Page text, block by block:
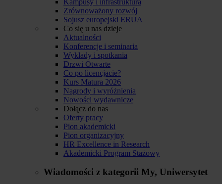
Zrównoważony rozwój
Sojusz europejski ERUA
Co się u nas dzieje
Aktualności
Konferencje i seminaria
Wykłady i spotkania
Drzwi Otwarte
Co po licencjacie?
Kurs Matura 2026
Nagrody i wyróżnienia
Nowości wydawnicze
Dołącz do nas
Oferty pracy
Pion akademicki
Pion organizacyjny
HR Excellence in Research
Akademicki Program Stażowy
Wiadomości z kategorii My, Uniwersytet